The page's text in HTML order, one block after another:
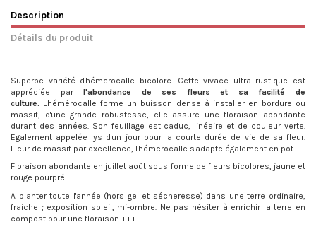
Description
Détails du produit
Superbe variété d'hémerocalle bicolore. Cette vivace ultra rustique est
appréciée parl'abondance de ses fleurs et sa facilité de
culture. L'hémérocalle forme un buisson dense à installer en bordure ou
massif, d'une grande robustesse, elle assure une floraison abondante
durant des années. Son feuillage est caduc, linéaire et de couleur verte.
Egalement appelée lys d'un jour pour la courte durée de vie de sa fleur.
Fleur de massif par excellence, l'hémerocalle s'adapte également en pot.
Floraison abondante en juillet août sous forme de fleurs bicolores, jaune et
rouge pourpré.
A planter toute l'année (hors gel et sécheresse) dans une terre ordinaire,
fraiche ; exposition soleil, mi-ombre. Ne pas hésiter à enrichir la terre en
compost pour une floraison +++